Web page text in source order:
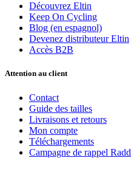
Découvrez Eltin
Keep On Cycling
Blog (en espagnol)
Devenez distributeur Eltin
Accès B2B
Attention au client
Contact
Guide des tailles
Livraisons et retours
Mon compte
Téléchargements
Campagne de rappel Radd